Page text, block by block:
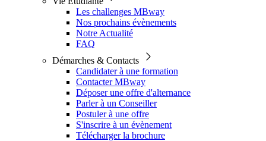
Les challenges MBway
Nos prochains évènements
Notre Actualité
FAQ
Démarches & Contacts
Candidater à une formation
Contacter MBway
Déposer une offre d'alternance
Parler à un Conseiller
Postuler à une offre
S'inscrire à un évènement
Télécharger la brochure